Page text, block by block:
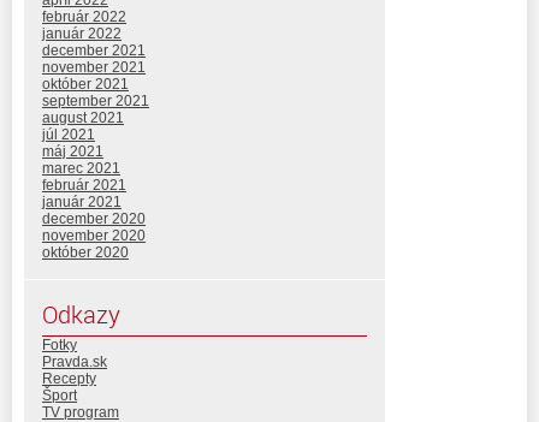
február 2022
január 2022
december 2021
november 2021
október 2021
september 2021
august 2021
júl 2021
máj 2021
marec 2021
február 2021
január 2021
december 2020
november 2020
október 2020
Odkazy
Fotky
Pravda.sk
Recepty
Šport
TV program